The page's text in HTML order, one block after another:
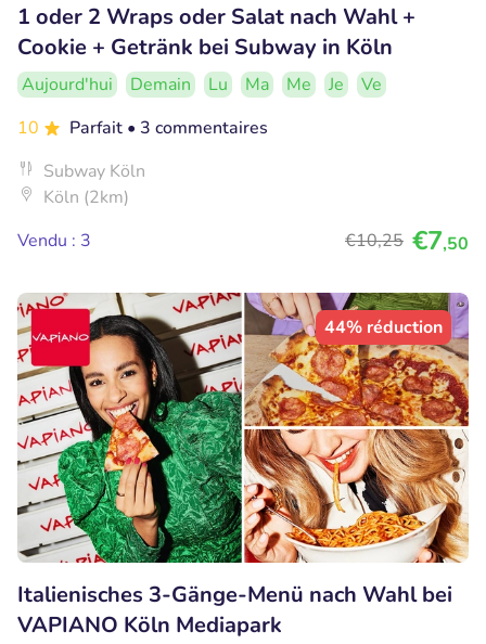
1 oder 2 Wraps oder Salat nach Wahl +
Cookie + Getränk bei Subway in Köln
Aujourd'hui Demain Lu Ma Me Je
Ve
10
Parfait • 3 commentaires
Subway Köln
Köln (2km)
Vendu : 3
€10,25 €7,50
44% réduction
Italienisches 3-Gänge-Menü nach Wahl bei
VAPIANO Köln Mediapark